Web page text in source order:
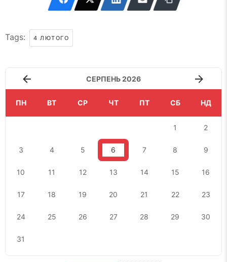
Tags: 4 ЛЮТОГО
СЕРПЕНЬ 2026
ПН ВТ СР ЧТ ПТ СБ НД
1 2
3 4 5 6 7 8 9
10 11 12 13 14 15 16
17 18 19 20 21 22 23
24 25 26 27 28 29 30
31